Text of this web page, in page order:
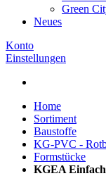
Green
Neues
Konto
Einstellungen
Home
Sortiment
Baustoffe
KG-PVC -
Formstücke
KGEA